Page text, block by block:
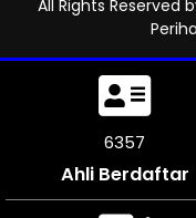
All Rights Reserved
7368
Ahli Berdaftar